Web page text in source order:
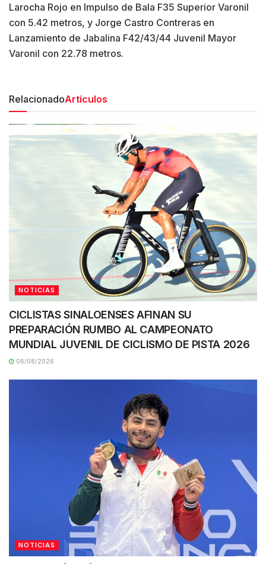
Larocha Rojo en Impulso de Bala F35 Superior Varonil
con 5.42 metros, y Jorge Castro Contreras en
Lanzamiento de Jabalina F42/43/44 Juvenil Mayor
Varonil con 22.78 metros.
RelacionadoArtículos
NOTICIAS
CICLISTAS SINALOENSES AFINAN SU
PREPARACIÓN RUMBO AL CAMPEONATO
MUNDIAL JUVENIL DE CICLISMO DE PISTA 2026
06/08/2026
NOTICIAS